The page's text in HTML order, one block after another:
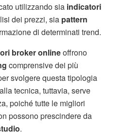
utilizzando sia indicatori
dei prezzi, sia pattern
di determinati trend.
broker onlineoffrono
comprensive dei più
svolgere questa tipologia
tecnica, tuttavia, serve
poiché tutte le migliori
possono prescindere da
.